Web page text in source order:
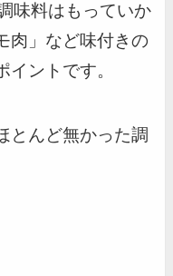
味料はもっていか
肉」など味付きの
ントです。
とんど無かった調